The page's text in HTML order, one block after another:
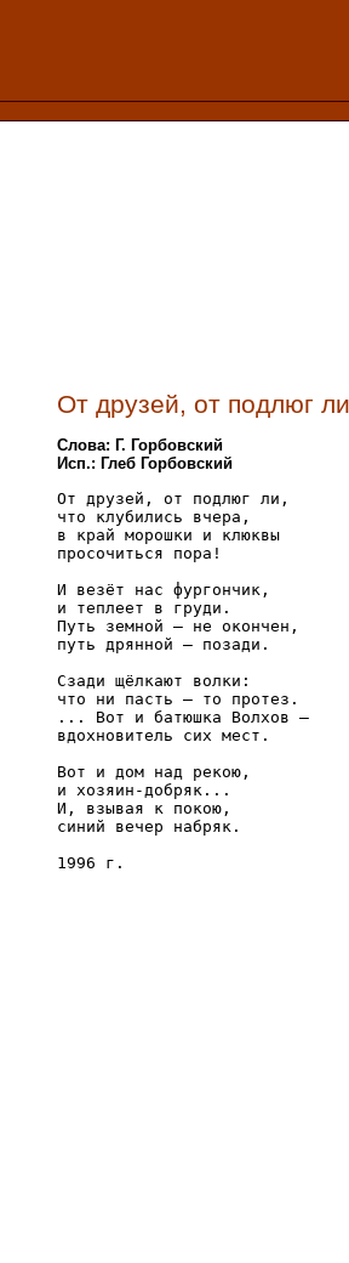
От друзей, от подлюг ли
Слова: Г. Горбовский
Исп.: Глеб Горбовский
От друзей, от подлюг ли,
что клубились вчера,
в край морошки и клюквы
просочиться пора!
И везёт нас фургончик,
и теплеет в груди.
Путь земной — не окончен,
путь дрянной — позади.
Сзади щёлкают волки:
что ни пасть — то протез.
... Вот и батюшка Волхов —
вдохновитель сих мест.
Вот и дом над рекою,
и хозяин-добряк...
И, взывая к покою,
синий вечер набряк.